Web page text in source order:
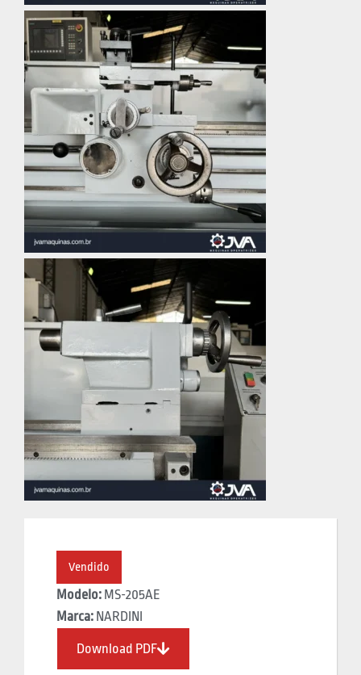
Vendido
Modelo: MS-205AE
Marca: NARDINI
Download PDF